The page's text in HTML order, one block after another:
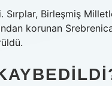
Sırplar, Birleşmiş
korunan